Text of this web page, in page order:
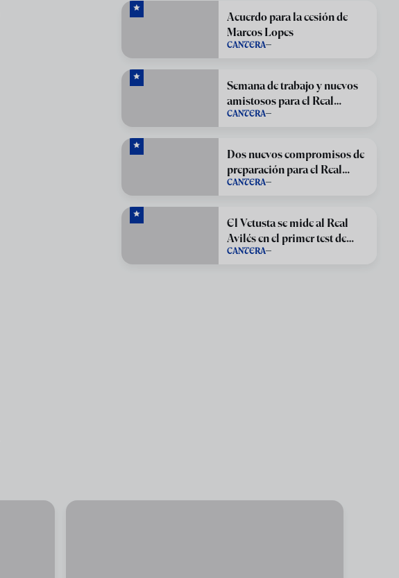
Acuerdo para la cesión de
Marcos Lopes
CANTERA
Semana de trabajo y nuevos
amistosos para el Real
Oviedo Vetusta
CANTERA
Dos nuevos compromisos de
preparación para el Real
Oviedo Vetusta
CANTERA
El Vetusta se mide al Real
Avilés en el primer test de
pretemporada
CANTERA